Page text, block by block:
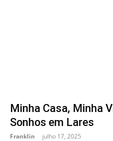
Minha Casa, Minha
Sonhos em Lares
Franklin julho 17, 2025